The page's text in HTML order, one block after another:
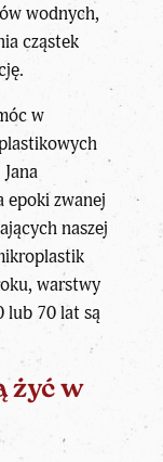
wodnych,
cząstek
w
epoki zwanej
naszej
warstwy
lub 70 lat są
żyć w